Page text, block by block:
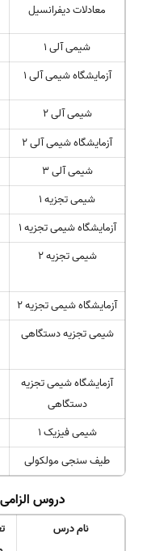
معادلات دیفرانسیل
شیمی آلی 1
آزمایشگاه شیمی آلی 1
شیمی آلی 2
آزمایشگاه شیمی آلی 2
شیمی آلی 3
شیمی تجزیه 1
آزمایشگاه شیمی تجزیه 1
شیمی تجزیه 2
آزمایشگاه شیمی تجزیه 2
شیمی تجزیه دستگاهی
آزمایشگاه شیمی تجزیه
دستگاهی
شیمی فیزیک 1
طیف سنجی مولکولی
دروس
نام درس